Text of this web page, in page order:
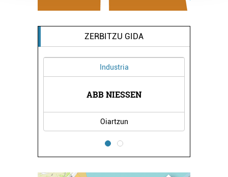
prozesatzen ditugu, zure IP zenbakia, besteak beste,
pertsonalizatuak eskaintzeko, iragarkiak eta edukia
produktuak garatzeko. Zure datuak nork eta zertarako
erabiltzen dituen hauta dezakezu.
Bazkide batzuek ez dizute baimenik eskatzen, eta beren
bazkideen zerrenda, beren ustez zein helburutarako
duten interes legitimoa eta horren aurka nola egin
ZERBITZU GIDA
Estetika
IRATI ESTETIKA ZENTROA
Errenteria-Orereta